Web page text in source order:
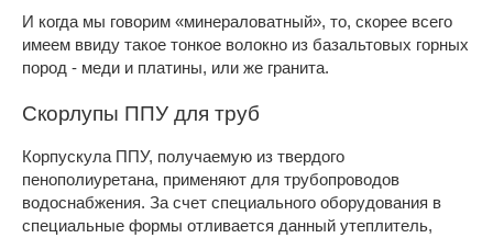
И когда мы говорим «минераловатный», то, скорее всего
имеем ввиду такое тонкое волокно из базальтовых горных
пород - меди и платины, или же гранита.
Скорлупы ППУ для труб
Корпускула ППУ, получаемую из твердого
пенополиуретана, применяют для трубопроводов
водоснабжения. За счет специального оборудования в
специальные формы отливается данный утеплитель,